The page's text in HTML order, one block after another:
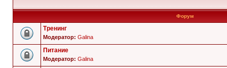
Форум
Тренинг
Модератор: Galina
Питание
Модератор: Galina